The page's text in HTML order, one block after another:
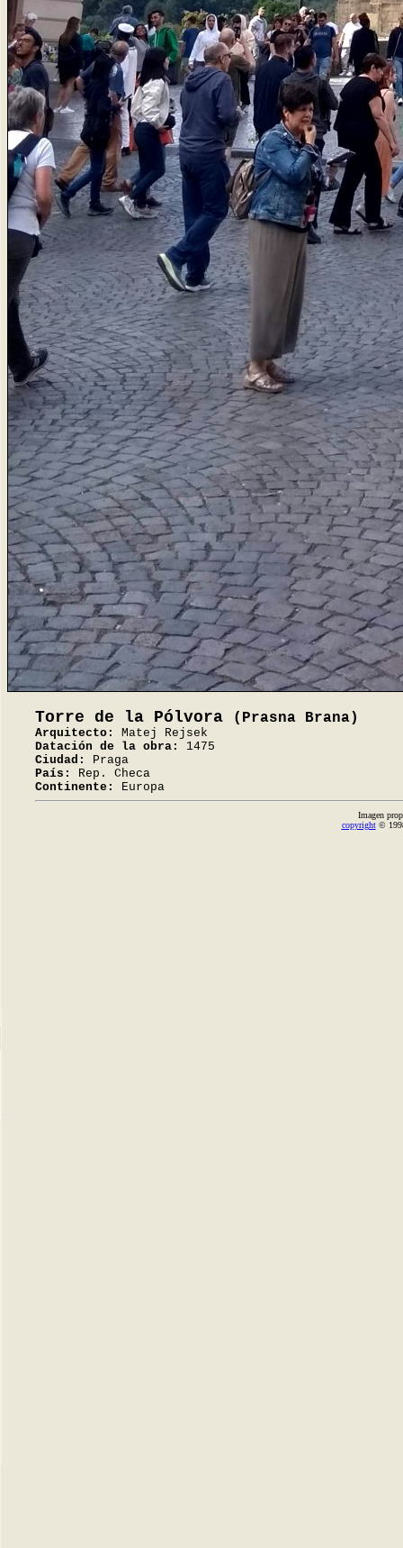
Torre de la Pólvora (Prasna Brana)
Arquitecto:
Matej Rejsek
Datación de la obra:
1475
Ciudad:
Praga
País:
Rep. Checa
Continente:
Europa
Imagen
copyright©